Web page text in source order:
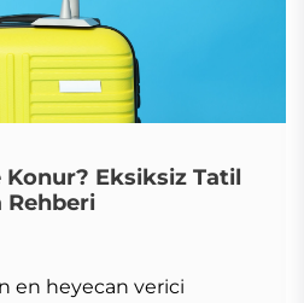
Konur? Eksiksiz Tatil
Rehberi
en heyecan verici